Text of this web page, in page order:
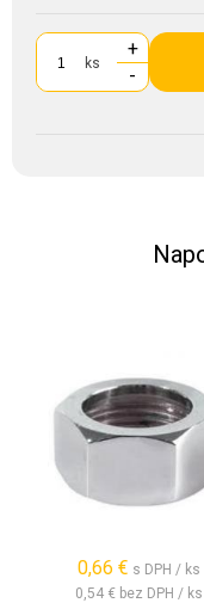
ks
+
-
0,66 € s DPH / ks
0,54 € bez DPH / ks